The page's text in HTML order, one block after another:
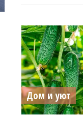
Дом и уют